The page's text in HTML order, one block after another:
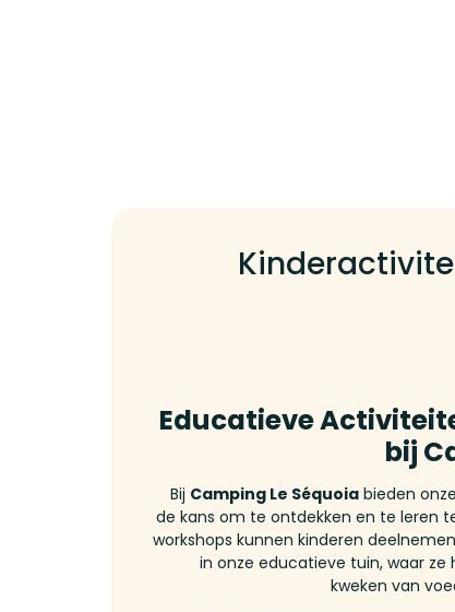
Educatieve
bij
Bij Camping Le Séquoia bieden
de kans om te ontdekken en te leren
workshops kunnen kinderen
in onze educatieve tuin, waar
kweken van